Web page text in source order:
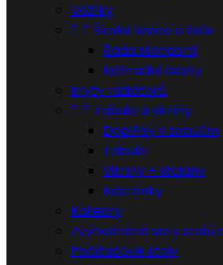
Vozíky
  Školní lavice a židle
Řada standard
Náhradní desky
kryty radiátorů
  Tabule a vitríny
Doplňky k tabulím
Tabule
Vitríny + stojany
Nástěnky
Katedry
Zvýhodněné sety stolů
Počítačové stoly